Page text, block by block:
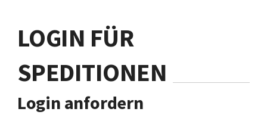
LOGIN FÜR
SPEDITIONEN
Login anfordern